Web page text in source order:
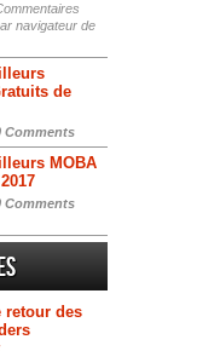
navigateur de
de
Comments
MOBA
Comments
retour des